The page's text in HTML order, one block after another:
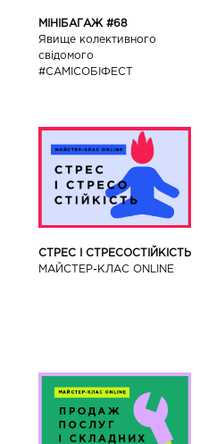
МІНІБАГАЖ #68
Явище колективного
свідомого
#САМІСОБІФЕСТ
СТРЕС І СТРЕСОСТІЙКІСТЬ
МАЙСТЕР-КЛАС ONLINE